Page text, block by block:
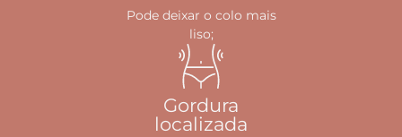
Pode deixar o colo mais
liso;
Gordura
localizada